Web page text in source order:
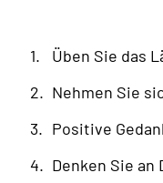
Üben Sie das
Nehmen Sie
Positive
Denken Sie an